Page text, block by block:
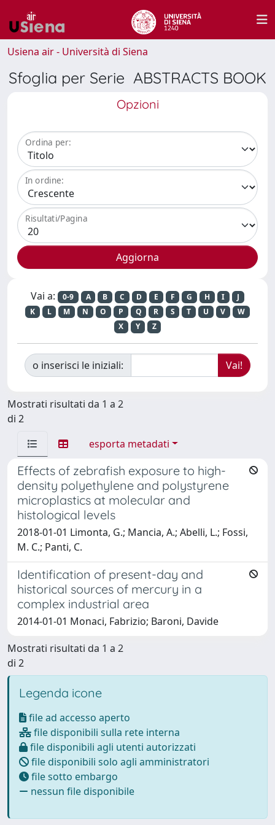
Usiena air - Università di Siena
Sfoglia per Serie ABSTRACTS BOOK
Opzioni
Ordina per:
In ordine:
Risultati/Pagina
Vai a: 0-9 A B C D E F G H I
J
K
L M N O P Q R S T U V
W
X
Y Z
o inserisci le iniziali:
Mostrati risultati da 1 a 2
di 2
esporta metadati
Effects of zebrafish exposure to high-
density polyethylene and polystyrene
microplastics at molecular and
histological levels
2018-01-01 Limonta, G.; Mancia, A.; Abelli, L.; Fossi,
M. C.; Panti, C.
Identification of present-day and
historical sources of mercury in a
complex industrial area
2014-01-01 Monaci, Fabrizio; Baroni, Davide
Mostrati risultati da 1 a 2
di 2
Legenda icone
file ad accesso aperto
file disponibili sulla rete interna
file disponibili agli utenti autorizzati
file disponibili solo agli amministratori
file sotto embargo
nessun file disponibile